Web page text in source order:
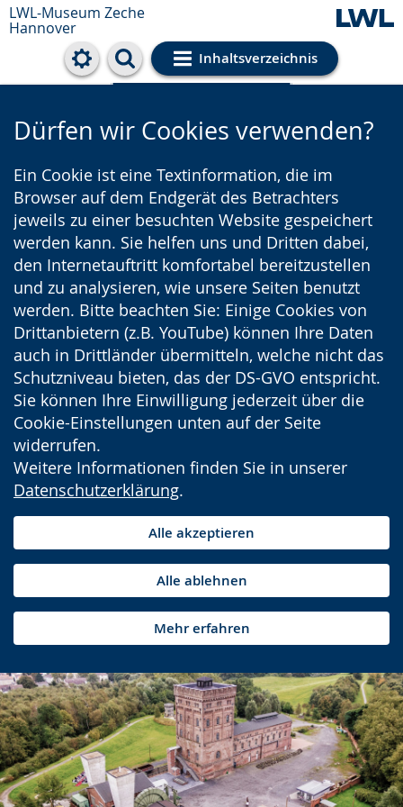
LWL-Museum Zeche
Hannover
Inhaltsverzeichnis
Cookie-Einstellungen
Dürfen wir Cookies verwenden?
Ein Cookie ist eine Textinformation, die im
Browser auf dem Endgerät des Betrachters
jeweils zu einer besuchten Website gespeichert
werden kann. Sie helfen uns und Dritten dabei,
den Internetauftritt komfortabel bereitzustellen
und zu analysieren, wie unsere Seiten benutzt
werden. Bitte beachten Sie: Einige Cookies von
Drittanbietern (z.B. YouTube) können Ihre Daten
auch in Drittländer übermitteln, welche nicht das
Schutzniveau bieten, das der DS-GVO entspricht.
Sie können Ihre Einwilligung jederzeit über die
Cookie-Einstellungen unten auf der Seite
widerrufen.
Weitere Informationen finden Sie in unserer
Datenschutzerklärung.
Alle akzeptieren
Alle ablehnen
Mehr erfahren